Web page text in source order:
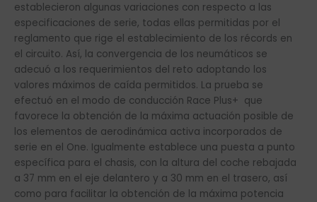
establecieron algunas variaciones con respecto a las
especificaciones de serie, todas ellas permitidas por el
reglamento que rige el establecimiento de los récords en
el circuito. Así, la convergencia de los neumáticos se
adecuó a los requerimientos del reto adoptando los
valores máximos de caída permitidos. La prueba se
efectuó en el modo de conducción Race Plus+ que
favorece la obtención de la máxima actuación posible de
los elementos de aerodinámica activa incorporados de
serie en el One. Igualmente establece una puesta a punto
específica para el chasis, con la altura del coche rebajada
a 37 mm en el eje delantero y a 30 mm en el trasero, así
como para facilitar la obtención de la máxima potencia